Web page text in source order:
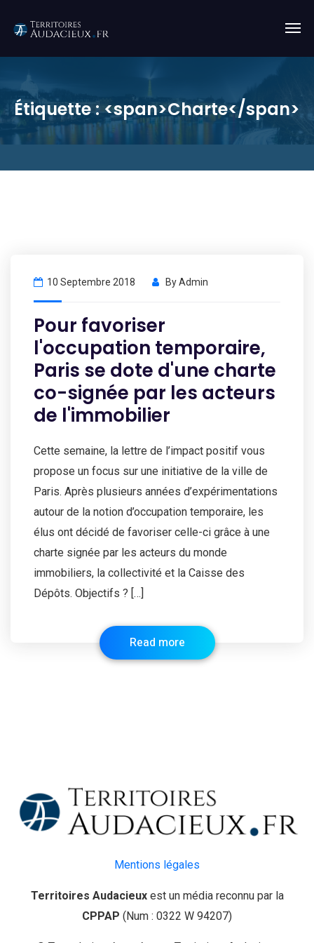
Étiquette : <span>Charte</span>
10 Septembre 2018 ByAdmin
Pour favoriser
l'occupation temporaire,
Paris se dote d'une charte
co-signée par les acteurs
de l'immobilier
Cette semaine, la lettre de l’impact positif vous
propose un focus sur une initiative de la ville de
Paris. Après plusieurs années d’expérimentations
autour de la notion d’occupation temporaire, les
élus ont décidé de favoriser celle-ci grâce à une
charte signée par les acteurs du monde
immobiliers, la collectivité et la Caisse des
Dépôts. Objectifs ? […]
Read more
Mentions légales
Territoires Audacieuxest un média reconnu par la
CPPAP (Num : 0322 W 94207)